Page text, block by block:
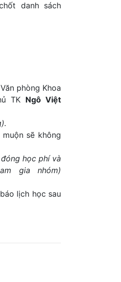
danh sách
phòng Khoa
TK Ngô Việt
sẽ không
học phí và
gia nhóm)
lịch học sau